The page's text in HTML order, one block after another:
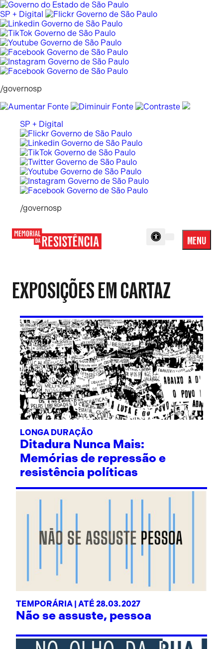
Pular
para
o
conteúdo
SP + Digital
/governosp
SP + Digital
/governosp
MENU
Menu
EXPOSIÇÕES EM CARTAZ
LONGA DURAÇÃO
Ditadura Nunca Mais:
Memórias de repressão e
resistência políticas
TEMPORÁRIA | ATÉ 28.03.2027
Não se assuste, pessoa